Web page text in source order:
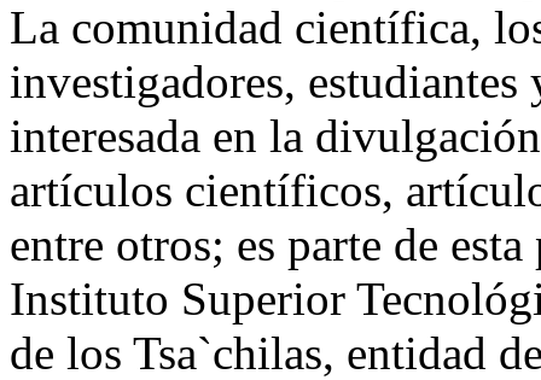
La comunidad científica,
investigadores,
interesada en la
artículos científicos,
entre otros; es parte de
Instituto Superior
de los Tsa`chilas, entidad